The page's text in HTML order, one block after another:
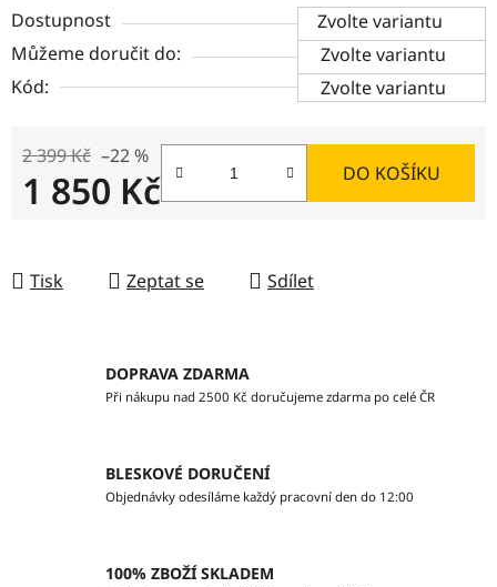
Dostupnost
Zvolte variantu
Můžeme doručit do:
Zvolte variantu
Kód:
Zvolte variantu
2 399 Kč –22 %
1 850 Kč DO KOŠÍKU
Tisk Zeptat se Sdílet
DOPRAVA ZDARMA
Při nákupu nad 2500 Kč doručujeme zdarma po celé ČR
BLESKOVÉ DORUČENÍ
Objednávky odesíláme každý pracovní den do 12:00
100% ZBOŽÍ SKLADEM